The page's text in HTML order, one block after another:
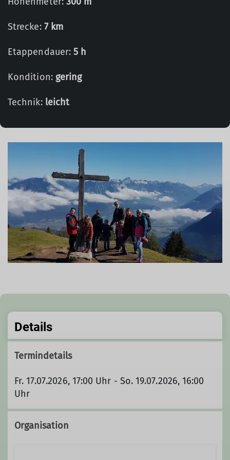
Strecke: 7 km
Etappendauer:5 h
Kondition: gering
Technik: leicht
Details
Termindetails
Fr. 17.07.2026, 17:00 Uhr - So. 19.07.2026, 16:00
Uhr
Organisation